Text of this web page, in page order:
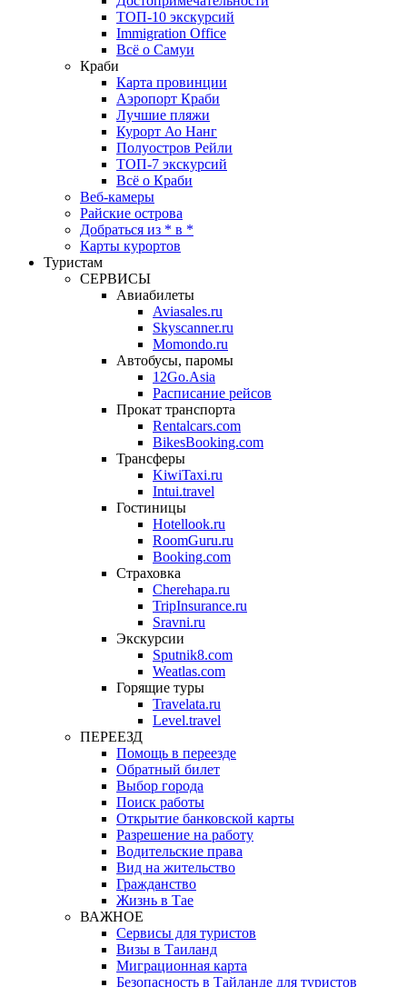
ТОП-10 экскурсий
Immigration Office
Всё о Самуи
Краби
Карта провинции
Аэропорт Краби
Лучшие пляжи
Курорт Ао Нанг
Полуостров Рейли
ТОП-7 экскурсий
Всё о Краби
Веб-камеры
Райские острова
Добраться из * в *
Карты курортов
Туристам
СЕРВИСЫ
Авиабилеты
Aviasales.ru
Skyscanner.ru
Momondo.ru
Автобусы, паромы
12Go.Asia
Расписание рейсов
Прокат транспорта
Rentalcars.com
BikesBooking.com
Трансферы
KiwiTaxi.ru
Intui.travel
Гостиницы
Hotellook.ru
RoomGuru.ru
Booking.com
Страховка
Cherehapa.ru
TripInsurance.ru
Sravni.ru
Экскурсии
Sputnik8.com
Weatlas.com
Горящие туры
Travelata.ru
Level.travel
ПЕРЕЕЗД
Помощь в переезде
Обратный билет
Выбор города
Поиск работы
Открытие банковской карты
Разрешение на работу
Водительские права
Вид на жительство
Гражданство
Жизнь в Тае
ВАЖНОЕ
Сервисы для туристов
Визы в Таиланд
Миграционная карта
Безопасность в Тайланде для туристов